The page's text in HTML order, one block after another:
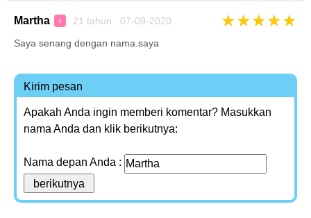
Martha ♀ 21 tahun 07-09-2020 ★★★★★
Saya senang dengan nama.saya
Kirim pesan
Apakah Anda ingin memberi komentar? Masukkan
nama Anda dan klik berikutnya:
Nama depan Anda :